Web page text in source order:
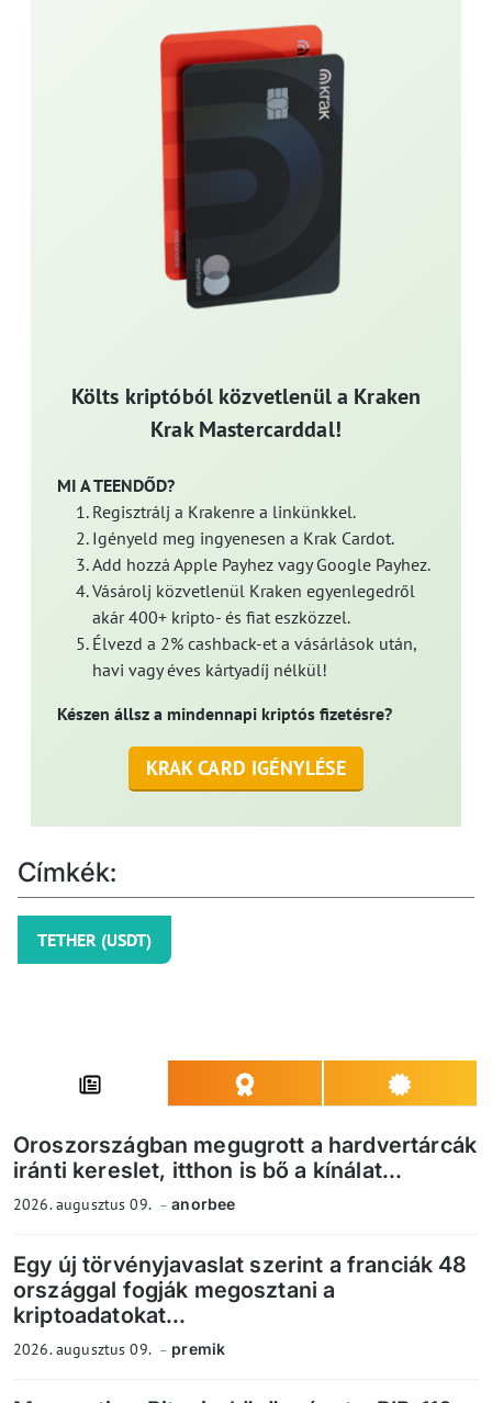
Költs kriptóból közvetlenül a Kraken
Krak Mastercarddal!
MI A TEENDŐD?
Regisztrálj a Krakenre a linkünkkel.
Igényeld meg ingyenesen a Krak Cardot.
Add hozzá Apple Payhez vagy Google Payhez.
Vásárolj közvetlenül Kraken egyenlegedről
akár 400+ kripto- és fiat eszközzel.
Élvezd a 2% cashback-et a vásárlások után,
havi vagy éves kártyadíj nélkül!
Készen állsz a mindennapi kriptós fizetésre?
KRAK CARD IGÉNYLÉSE
Címkék:
TETHER (USDT)
Oroszországban megugrott a hardvertárcák
iránti kereslet, itthon is bő a kínálat...
2026. augusztus 09. anorbee
Egy új törvényjavaslat szerint a franciák 48
országgal fogják megosztani a
kriptoadatokat...
2026. augusztus 09. premik